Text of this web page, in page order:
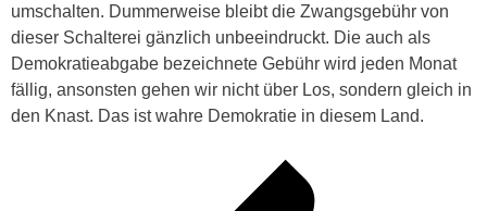
umschalten. Dummerweise bleibt die Zwangsgebühr von
dieser Schalterei gänzlich unbeeindruckt. Die auch als
Demokratieabgabe bezeichnete Gebühr wird jeden Monat
fällig, ansonsten gehen wir nicht über Los, sondern gleich in
den Knast. Das ist wahre Demokratie in diesem Land.